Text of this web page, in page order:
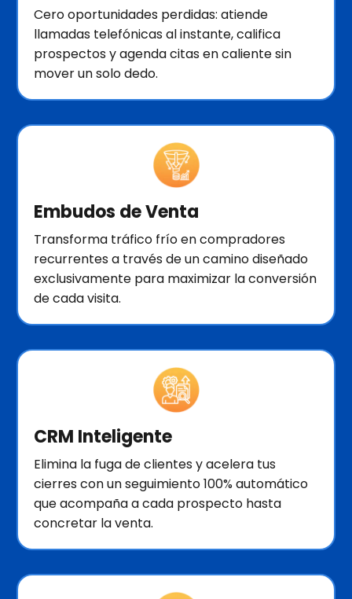
Cero oportunidades perdidas: atiende
llamadas telefónicas al instante, califica
prospectos y agenda citas en caliente sin
mover un solo dedo.
Embudos de Venta
Transforma tráfico frío en compradores
recurrentes a través de un camino diseñado
exclusivamente para maximizar la conversión
de cada visita.
CRM Inteligente
Elimina la fuga de clientes y acelera tus
cierres con un seguimiento 100% automático
que acompaña a cada prospecto hasta
concretar la venta.